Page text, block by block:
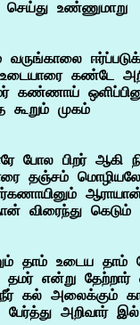
கண்டே
கண்ணாய்
போல பிறர் ஆகி
தஞ்சம்
தாம் உடைய தாம்
தமர் என்று
கல் அலைக்கும்